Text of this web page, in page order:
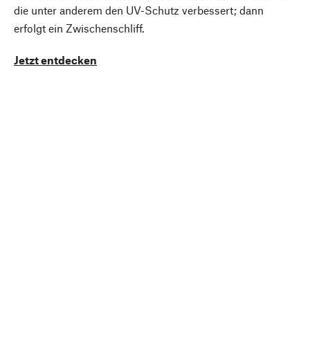
die unter anderem den UV-Schutz verbessert; dann
erfolgt ein Zwischenschliff.
Jetzt entdecken